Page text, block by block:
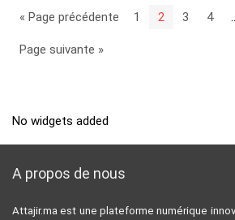
« Page précédente 1 2 3 4
Page suivante »
No widgets added
A propos de nous
Attajir.ma est une plateforme numérique